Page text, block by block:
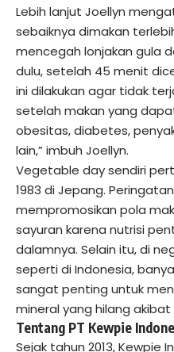
Lebih lanjut Joellyn
sebaiknya dimakan
mencegah lonjakan gula
dulu, setelah 45 menit
ini dilakukan agar tidak
setelah makan yang
obesitas, diabetes,
lain,” imbuh Joellyn.
Vegetable day sendiri
1983 di Jepang.
mempromosikan pola
sayuran karena nutrisi
dalamnya. Selain itu, di
seperti di Indonesia,
sangat penting untuk
mineral yang hilang akibat
Tentang PT Kewpie
Sejak tahun 2013, Kewpie